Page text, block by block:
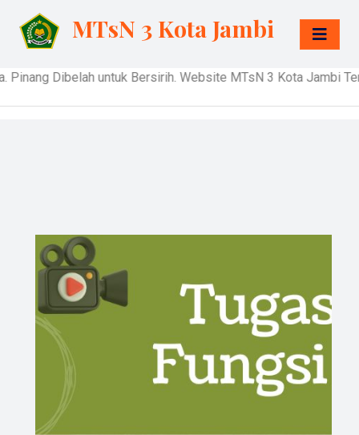
MTsN 3 Kota Jambi
untuk Bersirih. Website MTsN 3 Kota Jambi